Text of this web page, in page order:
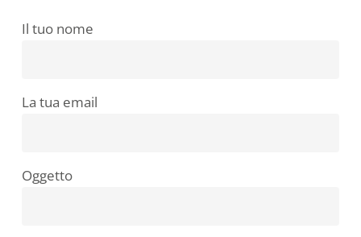
Il tuo nome
La tua email
Oggetto